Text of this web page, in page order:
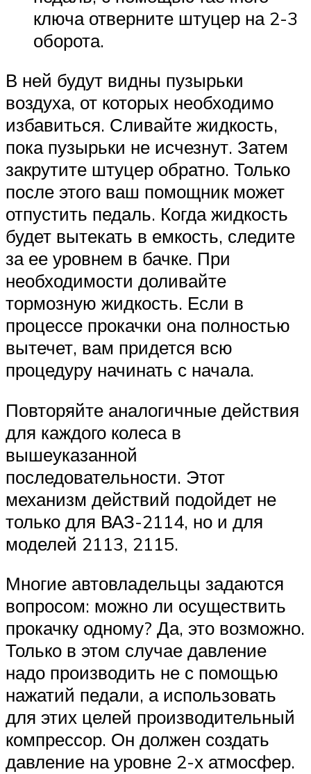
ключа отверните штуцер на 2-3
оборота.
В ней будут видны пузырьки
воздуха, от которых необходимо
избавиться. Сливайте жидкость,
пока пузырьки не исчезнут. Затем
закрутите штуцер обратно. Только
после этого ваш помощник может
отпустить педаль. Когда жидкость
будет вытекать в емкость, следите
за ее уровнем в бачке. При
необходимости доливайте
тормозную жидкость. Если в
процессе прокачки она полностью
вытечет, вам придется всю
процедуру начинать с начала.
Повторяйте аналогичные действия
для каждого колеса в
вышеуказанной
последовательности. Этот
механизм действий подойдет не
только для ВАЗ-2114, но и для
моделей 2113, 2115.
Многие автовладельцы задаются
вопросом: можно ли осуществить
прокачку одному? Да, это возможно.
Только в этом случае давление
надо производить не с помощью
нажатий педали, а использовать
для этих целей производительный
компрессор. Он должен создать
давление на уровне 2-х атмосфер.